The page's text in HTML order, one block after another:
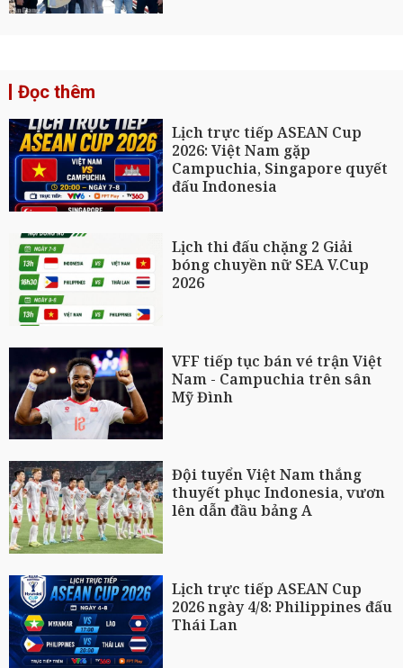
Đọc thêm
Lịch trực tiếp ASEAN Cup
2026: Việt Nam gặp
Campuchia, Singapore quyết
đấu Indonesia
Lịch thi đấu chặng 2 Giải
bóng chuyền nữ SEA V.Cup
2026
VFF tiếp tục bán vé trận Việt
Nam - Campuchia trên sân
Mỹ Đình
Đội tuyển Việt Nam thắng
thuyết phục Indonesia, vươn
lên dẫn đầu bảng A
Lịch trực tiếp ASEAN Cup
2026 ngày 4/8: Philippines đấu
Thái Lan